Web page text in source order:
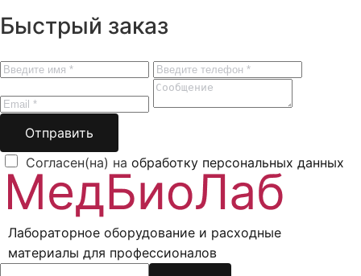
Быстрый заказ
Отправить
Согласен(на) на обработку персональных данных
Лабораторное оборудование и расходные
материалы для профессионалов